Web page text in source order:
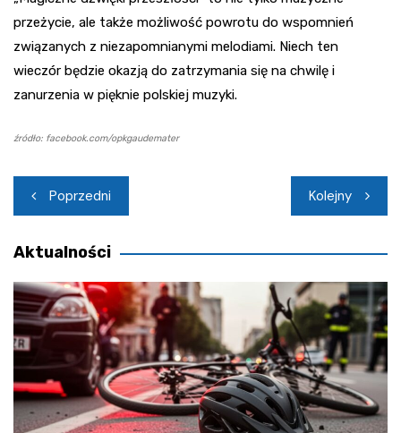
przeżycie, ale także możliwość powrotu do wspomnień
związanych z niezapomnianymi melodiami. Niech ten
wieczór będzie okazją do zatrzymania się na chwilę i
zanurzenia w pięknie polskiej muzyki.
źródło: facebook.com/opkgaudemater
Nawigacja
wpisu
Poprzedni Kolejny
Aktualności